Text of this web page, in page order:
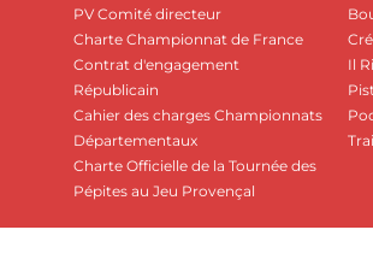
PV Comité directeur
Charte Championnat de France
Contrat d'engagement
Républicain
Cahier des charges Championnats
Départementaux
Charte Officielle de la Tournée des
Pépites au Jeu Provençal
Il